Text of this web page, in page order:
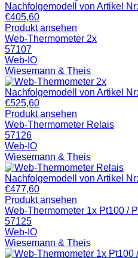
Nachfolgemodell von Artikel
€405,60
Produkt ansehen
Web-Thermometer 2x
57107
Web-IO
Wiesemann & Theis
Nachfolgemodell von Artikel
€525,60
Produkt ansehen
Web-Thermometer Relais
57126
Web-IO
Wiesemann & Theis
Nachfolgemodell von Artikel
€477,60
Produkt ansehen
Web-Thermometer 1x Pt100 /
57125
Web-IO
Wiesemann & Theis